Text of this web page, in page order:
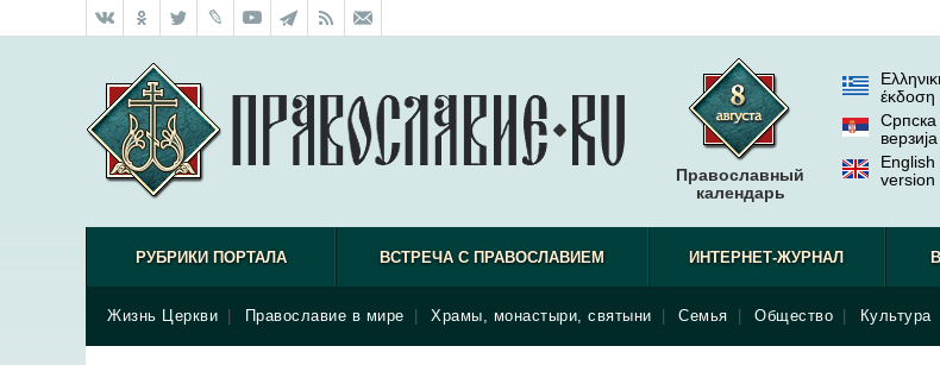
Православный
календарь
έκδοση
Српска
верзиjа
English
version
РУБРИКИ ПОРТАЛА ВСТРЕЧА С ПРАВОСЛАВИЕМ ИНТЕРНЕТ-ЖУРНАЛ
Жизнь Церкви Православие в мире Храмы, монастыри, святыни Семья Общество Культура